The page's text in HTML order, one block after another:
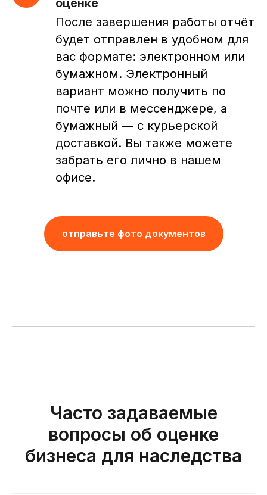
После завершения работы отчёт
будет отправлен в удобном для
вас формате: электронном или
бумажном. Электронный
вариант можно получить по
почте или в мессенджере, а
бумажный — с курьерской
доставкой. Вы также можете
забрать его лично в нашем
офисе.
отправьте фото документов
Часто задаваемые
вопросы об оценке
бизнеса для наследства